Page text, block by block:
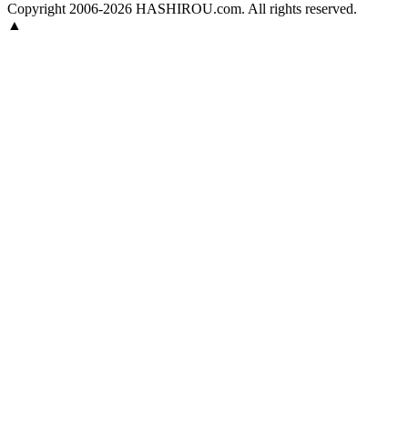
Copyright 2006-2026 HASHIROU.com. All rights reserved.
▲